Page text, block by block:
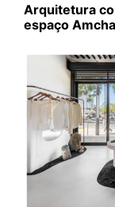
Arquitetura
espaço